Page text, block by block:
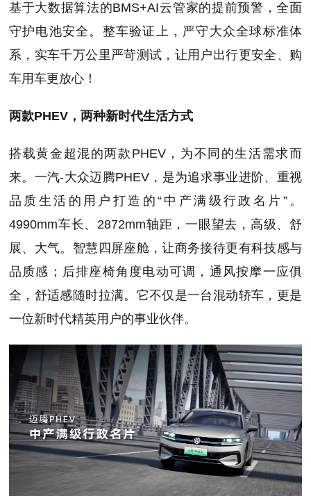
基于大数据算法的BMS+AI云管家的提前预警，全面
守护电池安全。整车验证上，严守大众全球标准体
系，实车千万公里严苛测试，让用户出行更安全、购
车用车更放心！
两款PHEV，两种新时代生活方式
搭载黄金超混的两款PHEV，为不同的生活需求而
来。一汽-大众迈腾PHEV，是为追求事业进阶、重视
品质生活的用户打造的“中产满级行政名片”。
4990mm车长、2872mm轴距，一眼望去，高级、舒
展、大气。智慧四屏座舱，让商务接待更有科技感与
品质感；后排座椅角度电动可调，通风按摩一应俱
全，舒适感随时拉满。它不仅是一台混动轿车，更是
一位新时代精英用户的事业伙伴。